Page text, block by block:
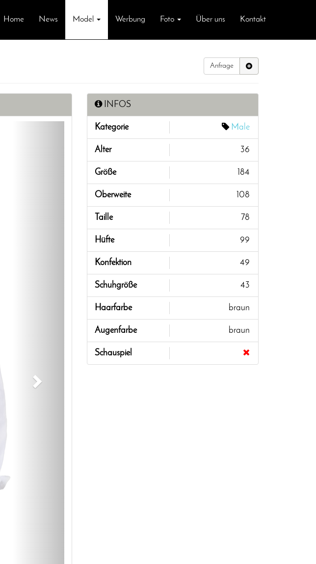
Home News Model Werbung Foto Über uns Kontakt
Anfrage
INFOS
Kategorie Male
Alter 36
Größe 184
Oberweite 108
Taille 78
Hüfte 99
Konfektion 49
Schuhgröße 43
Haarfarbe braun
Augenfarbe braun
Schauspiel